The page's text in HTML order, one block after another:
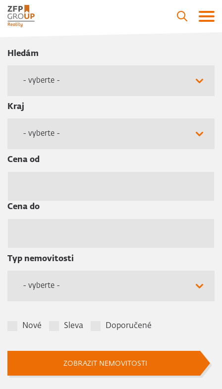
Hledám
- vyberte -
Kraj
- vyberte -
Cena od
Cena do
Typ nemovitosti
- vyberte -
Nové Sleva Doporučené
ZOBRAZIT NEMOVITOSTI